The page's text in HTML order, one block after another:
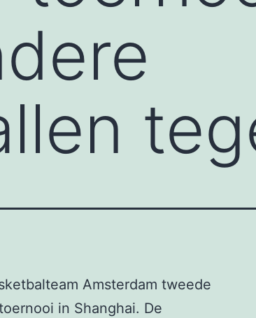
Amsterdam tweede
in Shanghai. De